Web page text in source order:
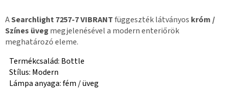
ASearchlight 7257-7 VIBRANTfüggeszték látványos króm /
Színes üvegmegjelenésével a modern enteriőrök
meghatározó eleme.
Termékcsalád: Bottle
Stílus: Modern
Lámpa anyaga: fém / üveg